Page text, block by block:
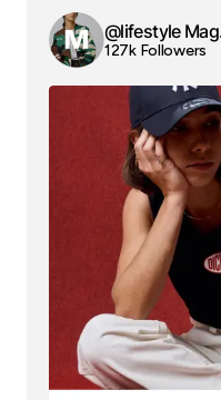
@lifestyle
127k Followers